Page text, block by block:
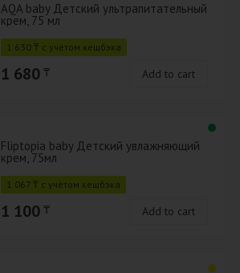
AQA baby Детский ультрапитательный
крем, 75 мл
1 630 ₸ с учётом кешбэка
1 680 ₸ Add to cart
Fliptopia baby Детский увлажняющий
крем, 75мл
1 067 ₸ с учётом кешбэка
1 100 ₸ Add to cart